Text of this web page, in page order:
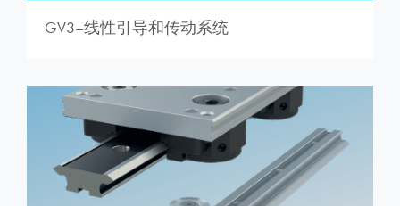
GV3–线性引导和传动系统